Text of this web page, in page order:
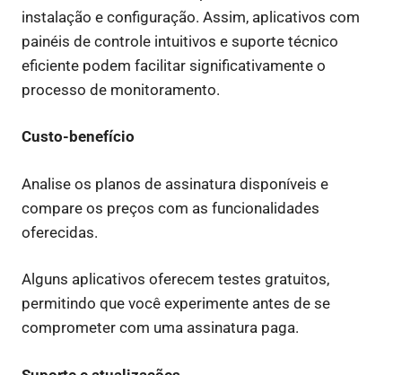
instalação e configuração. Assim, aplicativos com
painéis de controle intuitivos e suporte técnico
eficiente podem facilitar significativamente o
processo de monitoramento.
Custo-benefício
Analise os planos de assinatura disponíveis e
compare os preços com as funcionalidades
oferecidas.
Alguns aplicativos oferecem testes gratuitos,
permitindo que você experimente antes de se
comprometer com uma assinatura paga.